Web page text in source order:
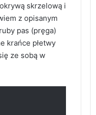
skrzelową i
z opisanym
pas (pręga)
krańce płetwy
ze sobą w